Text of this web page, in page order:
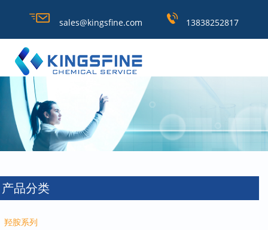
sales@kingsfine.com 13838252817
产品分类
羟胺系列